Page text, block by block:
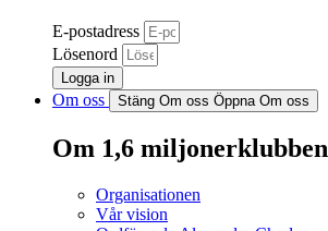
E-postadress
Lösenord
Logga in
Om oss Stäng Om oss Öppna Om oss
Om 1,6 miljonerklubben
Organisationen
Vår vision